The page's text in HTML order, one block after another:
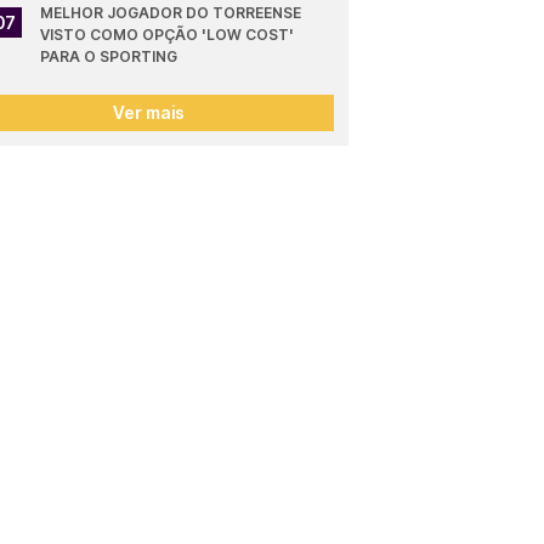
MELHOR JOGADOR DO TORREENSE
VISTO COMO OPÇÃO 'LOW COST'
PARA O SPORTING
Ver mais